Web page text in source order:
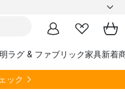
ラグ & ファブリック家具新着
ック